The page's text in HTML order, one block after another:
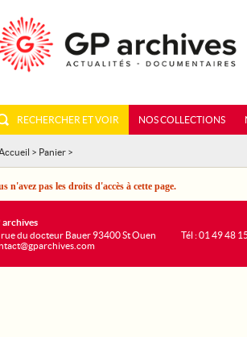
RECHERCHER ET VOIR NOS COLLECTIONS
> Panier >
n'avez pas les droits d'accès à cette page.
archives
rue du docteur Bauer 93400 St Ouen
Tél : 01 49 48